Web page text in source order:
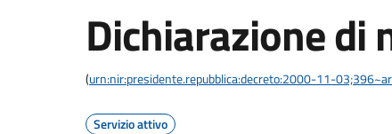
Dichiarazione di
(urn:nir:presidente.repubblica:decreto:2000-11-
Servizio attivo